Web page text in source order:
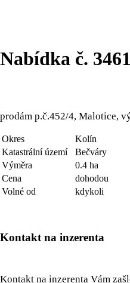
Nabídka č.
prodám p.č.452/4, Malotice,
Okres
Kolín
Katastrální území
Bečváry
Výměra
0.4 ha
Cena
dohodou
Volné od
kdykoli
Kontakt na inzerenta
Kontakt na inzerenta Vám